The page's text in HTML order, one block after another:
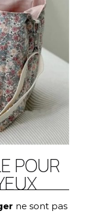
POUR
ne sont pas